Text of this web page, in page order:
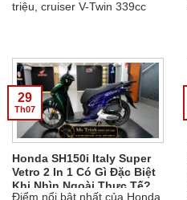
triệu, cruiser V-Twin 339cc
Đen, Bạc. Miễn phí vận
chuyển, giao tận nhà. Liên hệ
Ms Trinh 0907.397.516....
Honda SH150i Italy Super
Vetro 2 In 1 Có Gì Đặc Biệt
Khi Nhìn Ngoài Thực Tế?
Điểm nổi bật nhất của Honda
29
Th07